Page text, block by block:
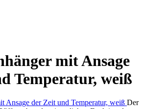
mit Ansage
Temperatur, weiß
Der